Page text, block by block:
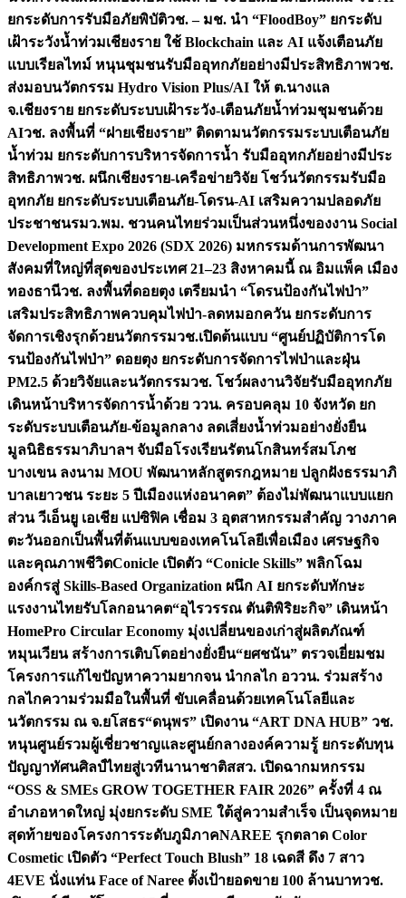
ยกระดับการรับมือภัยพิบัติวช. – มช. นำ “FloodBoy” ยกระดับ
เฝ้าระวังน้ำท่วมเชียงราย ใช้ Blockchain และ AI แจ้งเตือนภัย
แบบเรียลไทม์ หนุนชุมชนรับมืออุทกภัยอย่างมีประสิทธิภาพวช.
ส่งมอบนวัตกรรม Hydro Vision Plus/AI ให้ ต.นางแล
จ.เชียงราย ยกระดับระบบเฝ้าระวัง-เตือนภัยน้ำท่วมชุมชนด้วย
AIวช. ลงพื้นที่ “ฝายเชียงราย” ติดตามนวัตกรรมระบบเตือนภัย
น้ำท่วม ยกระดับการบริหารจัดการน้ำ รับมืออุทกภัยอย่างมีประ
สิทธิภาพวช. ผนึกเชียงราย-เครือข่ายวิจัย โชว์นวัตกรรมรับมือ
อุทกภัย ยกระดับระบบเตือนภัย-โดรน-AI เสริมความปลอดภัย
ประชาชนรมว.พม. ชวนคนไทยร่วมเป็นส่วนหนึ่งของงาน Social
Development Expo 2026 (SDX 2026) มหกรรมด้านการพัฒนา
สังคมที่ใหญ่ที่สุดของประเทศ 21–23 สิงหาคมนี้ ณ อิมแพ็ค เมือง
ทองธานีวช. ลงพื้นที่ดอยตุง เตรียมนำ “โดรนป้องกันไฟป่า”
เสริมประสิทธิภาพควบคุมไฟป่า-ลดหมอกควัน ยกระดับการ
จัดการเชิงรุกด้วยนวัตกรรมวช.เปิดต้นแบบ “ศูนย์ปฏิบัติการโด
รนป้องกันไฟป่า” ดอยตุง ยกระดับการจัดการไฟป่าและฝุ่น
PM2.5 ด้วยวิจัยและนวัตกรรมวช. โชว์ผลงานวิจัยรับมืออุทกภัย
เดินหน้าบริหารจัดการน้ำด้วย ววน. ครอบคลุม 10 จังหวัด ยก
ระดับระบบเตือนภัย-ข้อมูลกลาง ลดเสี่ยงน้ำท่วมอย่างยั่งยืน
มูลนิธิธรรมาภิบาลฯ จับมือโรงเรียนรัตนโกสินทร์สมโภช
บางเขน ลงนาม MOU พัฒนาหลักสูตรกฎหมาย ปลูกฝังธรรมาภิ
บาลเยาวชน ระยะ 5 ปีเมืองแห่งอนาคต” ต้องไม่พัฒนาแบบแยก
ส่วน วีเอ็นยู เอเชีย แปซิฟิค เชื่อม 3 อุตสาหกรรมสำคัญ วางภาค
ตะวันออกเป็นพื้นที่ต้นแบบของเทคโนโลยีเพื่อเมือง เศรษฐกิจ
และคุณภาพชีวิตConicle เปิดตัว “Conicle Skills” พลิกโฉม
องค์กรสู่ Skills-Based Organization ผนึก AI ยกระดับทักษะ
แรงงานไทยรับโลกอนาคต“อุไรวรรณ ตันติพิริยะกิจ” เดินหน้า
HomePro Circular Economy มุ่งเปลี่ยนของเก่าสู่ผลิตภัณฑ์
หมุนเวียน สร้างการเติบโตอย่างยั่งยืน“ยศชนัน” ตรวจเยี่ยมชม
โครงการแก้ไขปัญหาความยากจน นำกลไก อววน. ร่วมสร้าง
กลไกความร่วมมือในพื้นที่ ขับเคลื่อนด้วยเทคโนโลยีและ
นวัตกรรม ณ จ.ยโสธร“ดนุพร” เปิดงาน “ART DNA HUB” วช.
หนุนศูนย์รวมผู้เชี่ยวชาญและศูนย์กลางองค์ความรู้ ยกระดับทุน
ปัญญาทัศนศิลป์ไทยสู่เวทีนานาชาติสสว. เปิดฉากมหกรรม
“OSS & SMEs GROW TOGETHER FAIR 2026” ครั้งที่ 4 ณ
อำเภอหาดใหญ่ มุ่งยกระดับ SME ใต้สู่ความสำเร็จ เป็นจุดหมาย
สุดท้ายของโครงการระดับภูมิภาคNAREE รุกตลาด Color
Cosmetic เปิดตัว “Perfect Touch Blush” 18 เฉดสี ดึง 7 สาว
4EVE นั่งแท่น Face of Naree ตั้งเป้ายอดขาย 100 ล้านบาทวช.